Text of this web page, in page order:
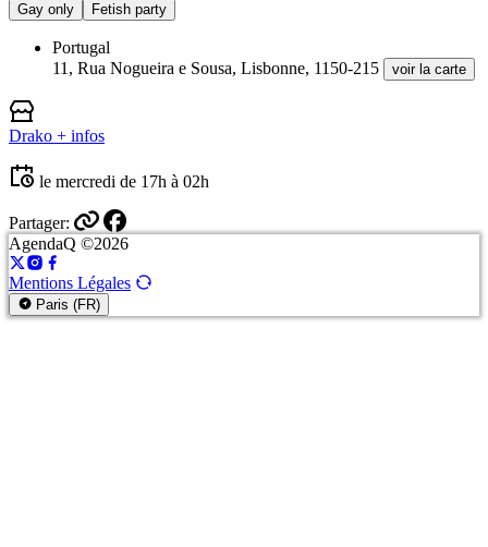
Gay only Fetish party
Portugal
11, Rua Nogueira e Sousa, Lisbonne, 1150-215
voir la carte
Drako + infos
le mercredi de 17h à 02h
Partager:
AgendaQ ©2026
Mentions Légales
Paris (FR)